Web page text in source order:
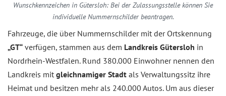
Wunschkennzeichen in Gütersloh: Bei der Zulassungsstelle können Sie
individuelle Nummernschilder beantragen.
Fahrzeuge, die über Nummernschilder mit der Ortskennung
„GT“ verfügen, stammen aus dem Landkreis Gütersloh in
Nordrhein-Westfalen. Rund 380.000 Einwohner nennen den
Landkreis mit gleichnamiger Stadt als Verwaltungssitz ihre
Heimat und besitzen mehr als 240.000 Autos. Um aus dieser